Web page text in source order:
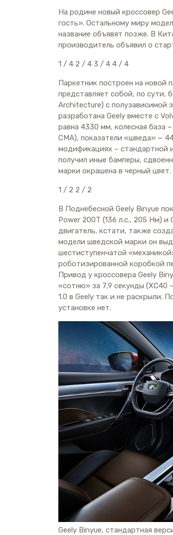
На родине новый кроссовер
гость». Остальному миру
название объявят позже. В
производитель объявил о
1 / 4 2 / 4 3 / 4 4 / 4
Паркетник построен на новой
представляет собой, по
Architecture) с полузависимой
разработана Geely вместе с
равна 4330 мм, колесная база
CMA), показатели «шведа» —
модификациях – стандартной
получил иные бамперы,
марки окрашена в черный цвет.
1 / 2 2 / 2
В Поднебесной Geely Binyue
Power 200T (136 л.с., 205 Нм)
двигатель, кстати, также
модели шведской марки он
шестиступенчатой
роботизированной коробкой
Привод у кроссовера Geely
«сотню» за 7,9 секунды (XC40
1.0 в Geely так и не раскрыли.
установке нет.
Geely Binyue, стандартная